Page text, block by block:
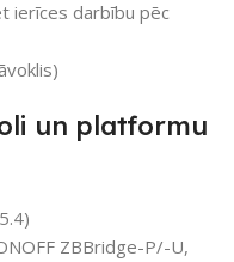
ierīces darbību pēc
un platformu
ZBBridge-P/-U,